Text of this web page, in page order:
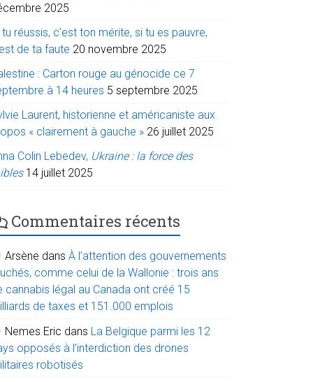
2025
tu réussis, c’est ton mérite, si tu es pauvre,
de ta faute 20 novembre 2025
: Carton rouge au génocide ce 7
à 14 heures 5 septembre 2025
Laurent, historienne et américaniste aux
« clairement à gauche » 26 juillet 2025
Colin Lebedev, Ukraine : la force des
14 juillet 2025
Commentaires récents
Arsène dansÀ l’attention des gouvernements
comme celui de la Wallonie : trois ans
cannabis légal au Canada ont créé 15
de taxes et 151.000 emplois
Nemes Eric dans La Belgique parmi les 12
opposés à l’interdiction des drones
robotisés